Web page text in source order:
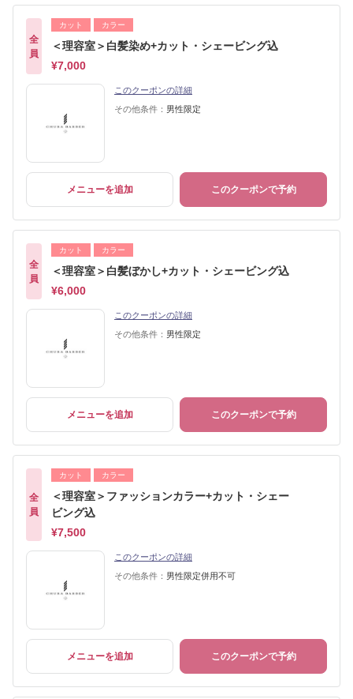
全
員
カット カラー
＜理容室＞白髪染め+カット・シェービング込
¥7,000
このクーポンの詳細
その他条件： 男性限定
メニューを追加 このクーポンで予約
全
員
カット カラー
＜理容室＞白髪ぼかし+カット・シェービング込
¥6,000
このクーポンの詳細
その他条件： 男性限定
メニューを追加 このクーポンで予約
全
員
カット カラー
＜理容室＞ファッションカラー+カット・シェー
ビング込
¥7,500
このクーポンの詳細
その他条件： 男性限定併用不可
メニューを追加 このクーポンで予約